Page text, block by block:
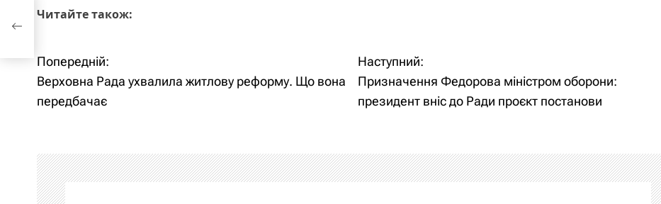
Читайте також:
Н
а
і
г
Попередній:
Верховна Рада ухвалила житлову реформу. Що вона
передбачає
Наступний:
Призначення Федорова міністром оборони:
президент вніс до Ради проєкт постанови